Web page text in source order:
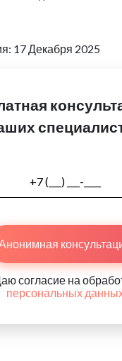
17 Декабря 2025
согласие на
персональных